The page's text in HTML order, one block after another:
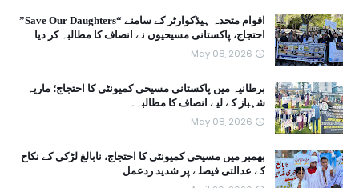
اقوام متحدہ ہیڈکوارٹر کے سامنے “Save Our Daughters”
احتجاج، پاکستانی مسیحیوں نے انصاف کا مطالبہ کر دیا
May 08, 2026
برطانیہ میں پاکستانی مسیحی کمیونٹی کا احتجاج؛ ماریہ
شہباز کے لیے انصاف کا مطالبہ۔
May 08, 2026
بھمبر میں مسیحی کمیونٹی کا احتجاج، نابالغ لڑکی کے نکاح
کے عدالتی فیصلے پر شدید ردعمل